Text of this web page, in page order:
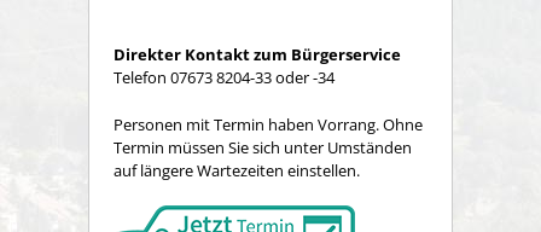
Direkter Kontakt zum Bürgerservice
Telefon 07673 8204-33 oder -34
Personen mit Termin haben Vorrang. Ohne
Termin müssen Sie sich unter Umständen
auf längere Wartezeiten einstellen.